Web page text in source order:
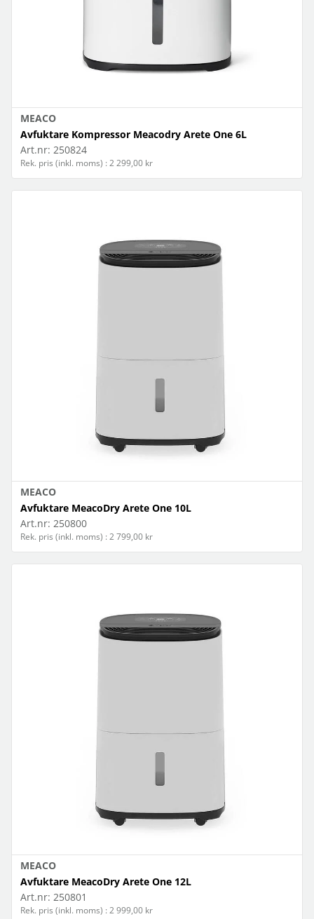
MEACO
Avfuktare Kompressor Meacodry Arete One 6L
Art.nr: 250824
Rek. pris (inkl. moms) : 2 299,00 kr
MEACO
Avfuktare MeacoDry Arete One 10L
Art.nr: 250800
Rek. pris (inkl. moms) : 2 799,00 kr
MEACO
Avfuktare MeacoDry Arete One 12L
Art.nr: 250801
Rek. pris (inkl. moms) : 2 999,00 kr